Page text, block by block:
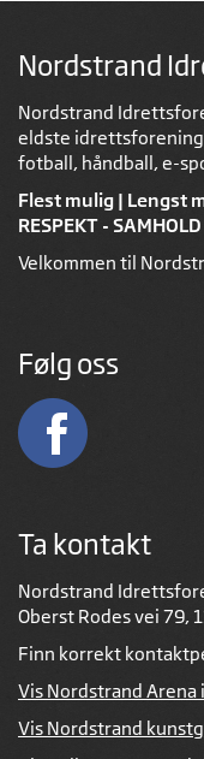
Nordstrand
Nordstrand
eldste
fotball, håndball, e-
Flest mulig | Lengst
RESPEKT -
Velkommen til
Følg oss
Ta kontakt
Nordstrand
Oberst Rodes vei 79,
Finn korrekt
Vis Nordstrand Arena
Vis Nordstrand